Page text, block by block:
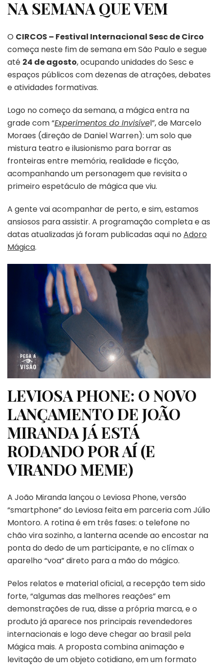
NA SEMANA QUE VEM
O CIRCOS – Festival Internacional Sesc de Circo
começa neste fim de semana em São Paulo e segue
até 24 de agosto, ocupando unidades do Sesc e
espaços públicos com dezenas de atrações, debates
e atividades formativas.
Logo no começo da semana, a mágica entra na
grade com “Experimentos do Invisível”, de Marcelo
Moraes (direção de Daniel Warren): um solo que
mistura teatro e ilusionismo para borrar as
fronteiras entre memória, realidade e ficção,
acompanhando um personagem que revisita o
primeiro espetáculo de mágica que viu.
A gente vai acompanhar de perto, e sim, estamos
ansiosos para assistir. A programação completa e as
datas atualizadas já foram publicadas aqui no Adoro
Mágica.
LEVIOSA PHONE: O NOVO
LANÇAMENTO DE JOÃO
MIRANDA JÁ ESTÁ
RODANDO POR AÍ (E
VIRANDO MEME)
A João Miranda lançou o Leviosa Phone, versão
“smartphone” do Leviosa feita em parceria com Júlio
Montoro. A rotina é em três fases: o telefone no
chão vira sozinho, a lanterna acende ao encostar na
ponta do dedo de um participante, e no clímax o
aparelho “voa” direto para a mão do mágico.
Pelos relatos e material oficial, a recepção tem sido
forte, “algumas das melhores reações” em
demonstrações de rua, disse a própria marca, e o
produto já aparece nos principais revendedores
internacionais e logo deve chegar ao brasil pela
Mágica mais. A proposta combina animação e
levitação de um objeto cotidiano, em um formato